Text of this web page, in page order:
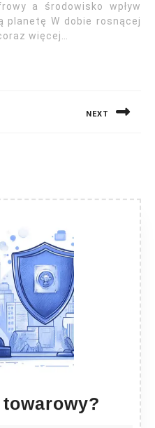
a środowisko wpływ
planetę W dobie rosnącej
więcej…
NEXT
kupić